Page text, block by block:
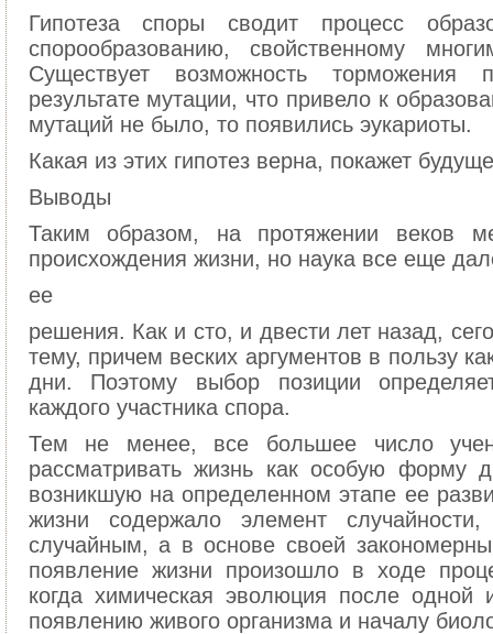
Гипотеза споры сводит процесс
спорообразованию, свойственному
Существует возможность торможения
результате мутации, что привело к
мутаций не было, то появились эукариоты.
Какая из этих гипотез верна, покажет
Выводы
Таким образом, на протяжении веков
происхождения жизни, но наука все еще
ее
решения. Как и сто, и двести лет назад,
тему, причем веских аргументов в пользу
дни. Поэтому выбор позиции
каждого участника спора.
Тем не менее, все большее число
рассматривать жизнь как особую форму
возникшую на определенном этапе ее
жизни содержало элемент
случайным, а в основе своей
появление жизни произошло в ходе
когда химическая эволюция после одной
появлению живого организма и началу